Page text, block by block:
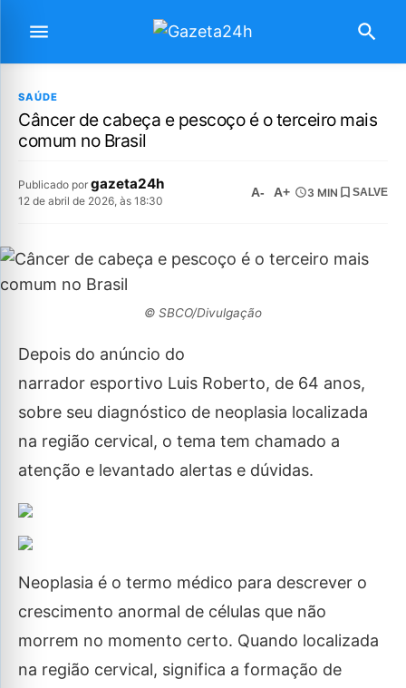
SAÚDE
Câncer de cabeça e pescoço é o terceiro mais
comum no Brasil
Publicado por gazeta24h
12 de abril de 2026, às 18:30
A- A+ 3 MIN SALVE
© SBCO/Divulgação
Depois do anúncio do
narrador esportivo Luis Roberto, de 64 anos,
sobre seu diagnóstico de neoplasia localizada
na região cervical, o tema tem chamado a
atenção e levantado alertas e dúvidas.
Neoplasia é o termo médico para descrever o
crescimento anormal de células que não
morrem no momento certo. Quando localizada
na região cervical, significa a formação de